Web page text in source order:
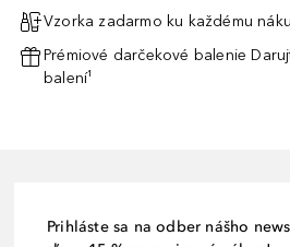
Vzorka zadarmo ku každému
Prémiové darčekové balenie
balení¹
Prihláste sa na odber nášho